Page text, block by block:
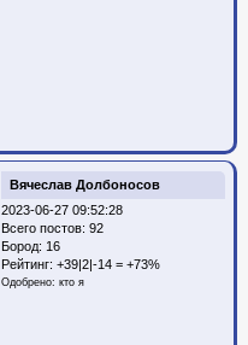
Вячеслав Долбоносов
2023-06-27 09:52:28
Всего постов: 92
Бород: 16
Рейтинг: +39|2|-14 = +73%
Одобрено: кто я